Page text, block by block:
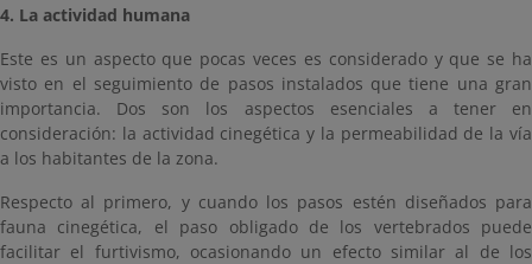
4. La actividad humana
Este es un aspecto que pocas veces es considerado y que se ha
visto en el seguimiento de pasos instalados que tiene una gran
importancia. Dos son los aspectos esenciales a tener en
consideración: la actividad cinegética y la permeabilidad de la vía
a los habitantes de la zona.
Respecto al primero, y cuando los pasos estén diseñados para
fauna cinegética, el paso obligado de los vertebrados puede
facilitar el furtivismo, ocasionando un efecto similar al de los